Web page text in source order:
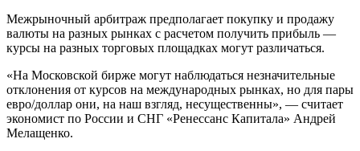
Межрыночный арбитраж предполагает покупку и продажу
валюты на разных рынках с расчетом получить прибыль —
курсы на разных торговых площадках могут различаться.
«На Московской бирже могут наблюдаться незначительные
отклонения от курсов на международных рынках, но для пары
евро/доллар они, на наш взгляд, несущественны», — считает
экономист по России и СНГ «Ренессанс Капитала» Андрей
Мелащенко.